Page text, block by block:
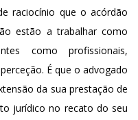
raciocínio que o acórdão
estão a trabalhar como
como profissionais,
É que o advogado
da sua prestação de
jurídico no recato do seu